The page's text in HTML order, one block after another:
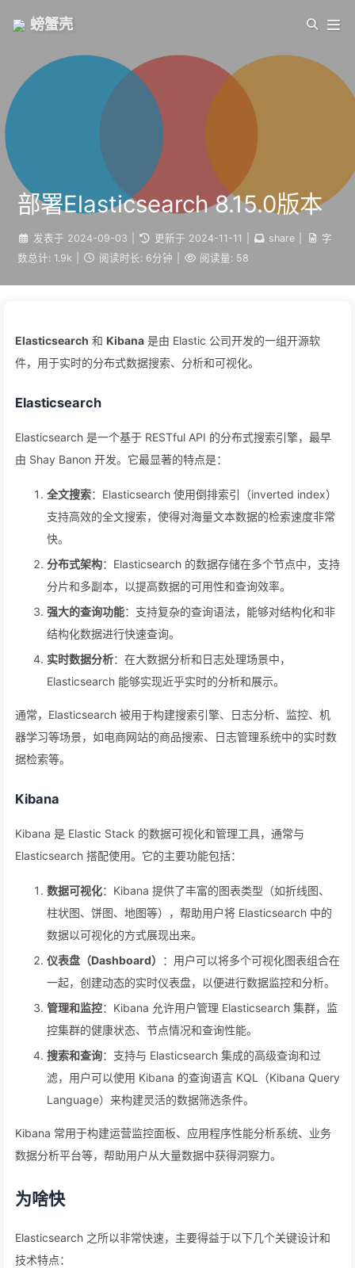
螃蟹壳
部署Elasticsearch 8.15.0版本
发表于 2024-09-03 更新于 2024-11-11 share
字
数总计: 1.9k 阅读时长: 6分钟 阅读量: 58
Elasticsearch 和 Kibana 是由 Elastic 公司开发的一组开源软
件，用于实时的分布式数据搜索、分析和可视化。
Elasticsearch
Elasticsearch 是一个基于 RESTful API 的分布式搜索引擎，最早
由 Shay Banon 开发。它最显著的特点是：
全文搜索：Elasticsearch 使用倒排索引（inverted index）
支持高效的全文搜索，使得对海量文本数据的检索速度非常
快。
分布式架构：Elasticsearch 的数据存储在多个节点中，支持
分片和多副本，以提高数据的可用性和查询效率。
强大的查询功能：支持复杂的查询语法，能够对结构化和非
结构化数据进行快速查询。
实时数据分析：在大数据分析和日志处理场景中，
Elasticsearch 能够实现近乎实时的分析和展示。
通常，Elasticsearch 被用于构建搜索引擎、日志分析、监控、机
器学习等场景，如电商网站的商品搜索、日志管理系统中的实时数
据检索等。
Kibana
Kibana 是 Elastic Stack 的数据可视化和管理工具，通常与
Elasticsearch 搭配使用。它的主要功能包括：
数据可视化：Kibana 提供了丰富的图表类型（如折线图、
柱状图、饼图、地图等），帮助用户将 Elasticsearch 中的
数据以可视化的方式展现出来。
仪表盘（Dashboard）
：用户可以将多个可视化图表组合在
一起，创建动态的实时仪表盘，以便进行数据监控和分析。
管理和监控：Kibana 允许用户管理 Elasticsearch 集群，监
控集群的健康状态、节点情况和查询性能。
搜索和查询：支持与 Elasticsearch 集成的高级查询和过
滤，用户可以使用 Kibana 的查询语言 KQL（Kibana Query
Language）来构建灵活的数据筛选条件。
Kibana 常用于构建运营监控面板、应用程序性能分析系统、业务
数据分析平台等，帮助用户从大量数据中获得洞察力。
为啥快
Elasticsearch 之所以非常快速，主要得益于以下几个关键设计和
技术特点：